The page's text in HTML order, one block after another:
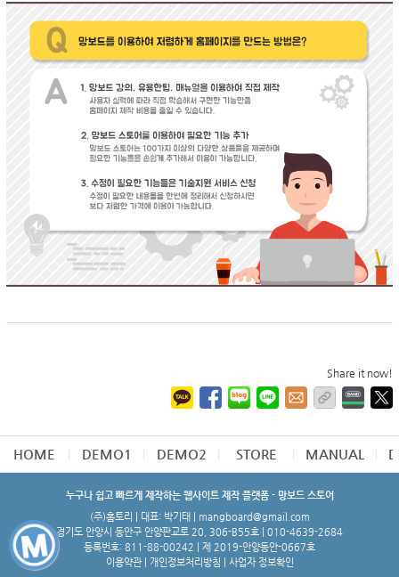
Share it now!
HOME DEMO1 DEMO2 STORE MANUAL
누구나 쉽고 빠르게 제작하는 웹사이트 제작 플랫폼 - 망보드 스토어
(주)홈토리 | 대표: 박기태 | mangboard@gmail.com
경기도 안양시 동안구 안양판교로 20, 306-B55호 | 010-4639-2684
등록번호: 811-88-00242 | 제 2019-안양동안-0667호
이용약관| 개인정보처리방침 사업자 정보확인